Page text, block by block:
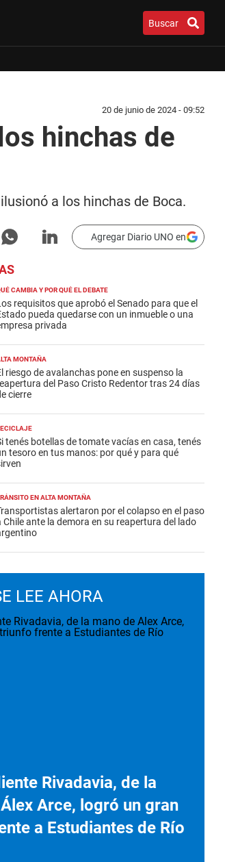
Buscar
20 de junio de 2024 - 09:52
hinchas de
a los hinchas de Boca.
Agregar Diario UNO en
CAMBIA Y POR QUÉ EL DEBATE
requisitos que aprobó el Senado para que el
pueda quedarse con un inmueble o una
privada
MONTAÑA
riesgo de avalanchas pone en suspenso la
del Paso Cristo Redentor tras 24 días
cierre
tenés botellas de tomate vacías en casa, tenés
tesoro en tus manos: por qué y para qué
EN ALTA MONTAÑA
alertaron por el colapso en el paso
Chile ante la demora en su reapertura del lado
LEE AHORA
Rivadavia, de la
Arce, logró un gran
a Estudiantes de Río